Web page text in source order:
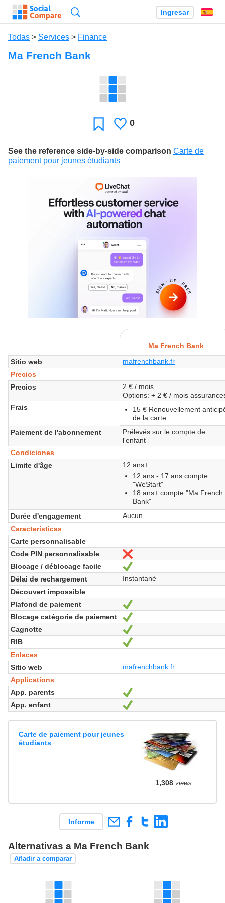
Ingresar
Todas > Services > Finance
Ma French Bank
Favoritos
Le
0
See the reference side-by-side comparison Carte de
paiement pour jeunes étudiants
Ma French Bank
Sitio web
mafrenchbank.fr
Precios
Precios
2 € / mois
Options: + 2 € / mois
Frais
15 € Renouvellement
de la carte
Paiement de l'abonnement
Prélevés sur le compte de
l'enfant
Condiciones
Limite d'âge
12 ans+
12 ans - 17 ans compte
"WeStart"
18 ans+ compte "Ma French
Bank"
Durée d'engagement
Aucun
Características
Carte personnalisable
Code PIN personnalisable
No
Blocage / déblocage facile
Sí
Délai de rechargement
Instantané
Découvert impossible
Plafond de paiement
Blocage catégorie de paiement
Sí
Cagnotte
RIB
Sí
Enlaces
Sitio web
mafrenchbank.fr
Applications
App. parents
Sí
App. enfant
Carte de paiement pour jeunes
étudiants
1,308views
Informe
Alternativas a Ma French Bank
Añadir a comparar